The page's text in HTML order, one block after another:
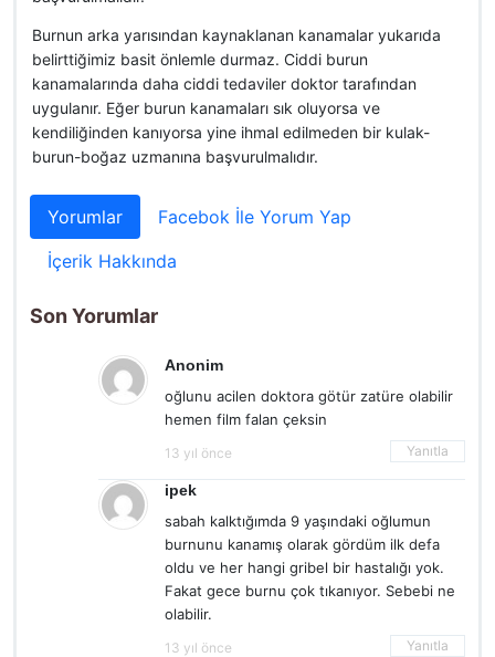
Burnun arka yarısından kaynaklanan kanamalar yukarıda
belirttiğimiz basit önlemle durmaz. Ciddi burun
kanamalarında daha ciddi tedaviler doktor tarafından
uygulanır. Eğer burun kanamaları sık oluyorsa ve
kendiliğinden kanıyorsa yine ihmal edilmeden bir kulak-
burun-boğaz uzmanına başvurulmalıdır.
Yorumlar
Facebok İle Yorum Yap
İçerik Hakkında
Son Yorumlar
Anonim
oğlunu acilen doktora götür zatüre olabilir
hemen film falan çeksin
13 yıl önce Yanıtla
ipek
sabah kalktığımda 9 yaşındaki oğlumun
burnunu kanamış olarak gördüm ilk defa
oldu ve her hangi gribel bir hastalığı yok.
Fakat gece burnu çok tıkanıyor. Sebebi ne
olabilir.
13 yıl önce Yanıtla